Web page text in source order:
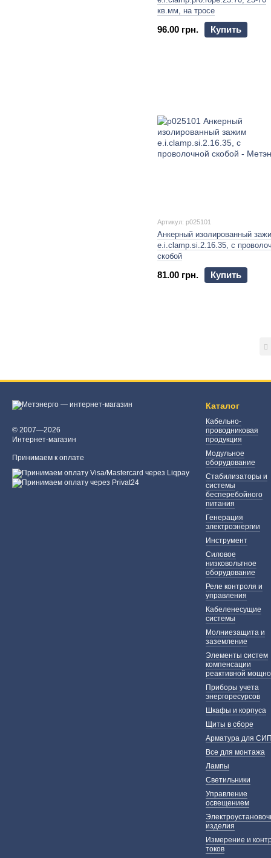
кв.мм, на тросе
96.00 грн. Купить
Артикул: p025101
Анкерный изолированный
e.i.clamp.si.2.16.35, с
скобой
81.00 грн. Купить
© 2007—2026
Интернет-магазин
Принимаем к оплате
Каталог
Кабельно-
проводниковая
продукция
Модульное
оборудование
Стабилизаторы и
системы
бесперебойного
питания
Генерация
электроэнергии
Инструмент
Силовое
низковольтное
оборудование
Реле контроля и
управления
Кабеленесущие
системы
Молниезащита и
заземление
Элементы систем
компенсации
реактивной
Приборы учета
энергоресурсов
Шкафы и корпуса
Щиты в сборе
Арматура для
Все для монтажа
Лампы
Светильники
Управление
освещением
изделия
Измерение и
токов